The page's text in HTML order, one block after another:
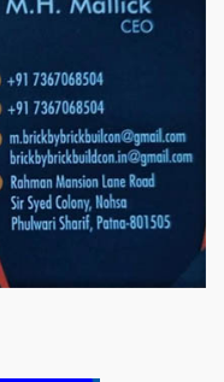
महिलाओं के लिए बेहतर
रहा है जिसके लिये महिलाओं
जा सके। ताकि उन्हें अपनी
– अतिना वेलफेयर